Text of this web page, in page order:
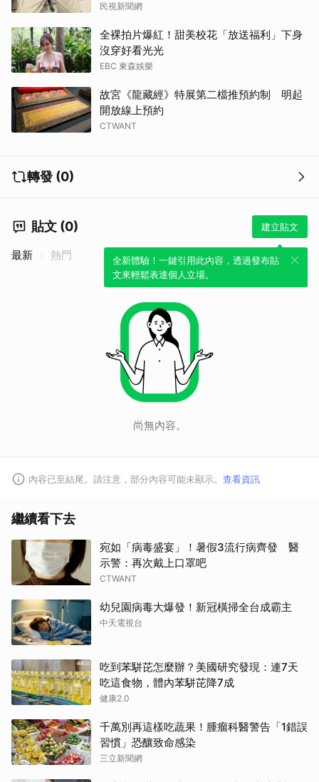
民視新聞網
全裸拍片爆紅！甜美校花「放送福利」下身
沒穿好看光光
EBC 東森娛樂
故宮《龍藏經》特展第二檔推預約制 明起
開放線上預約
CTWANT
轉發 (0)
貼文 (0) 建立貼文
全新體驗！一鍵引用此內容，透過發布貼
文來輕鬆表達個人立場。
最新 熱門
尚無內容。
內容已至結尾。請注意，部分內容可能未顯示。 查看資訊
繼續看下去
宛如「病毒盛宴」！暑假3流行病齊發 醫
示警：再次戴上口罩吧
CTWANT
幼兒園病毒大爆發！新冠橫掃全台成霸主
中天電視台
吃到苯駢芘怎麼辦？美國研究發現：連7天
吃這食物，體內苯駢芘降7成
健康2.0
千萬別再這樣吃蔬果！腫瘤科醫警告「1錯誤
習慣」恐釀致命感染
三立新聞網